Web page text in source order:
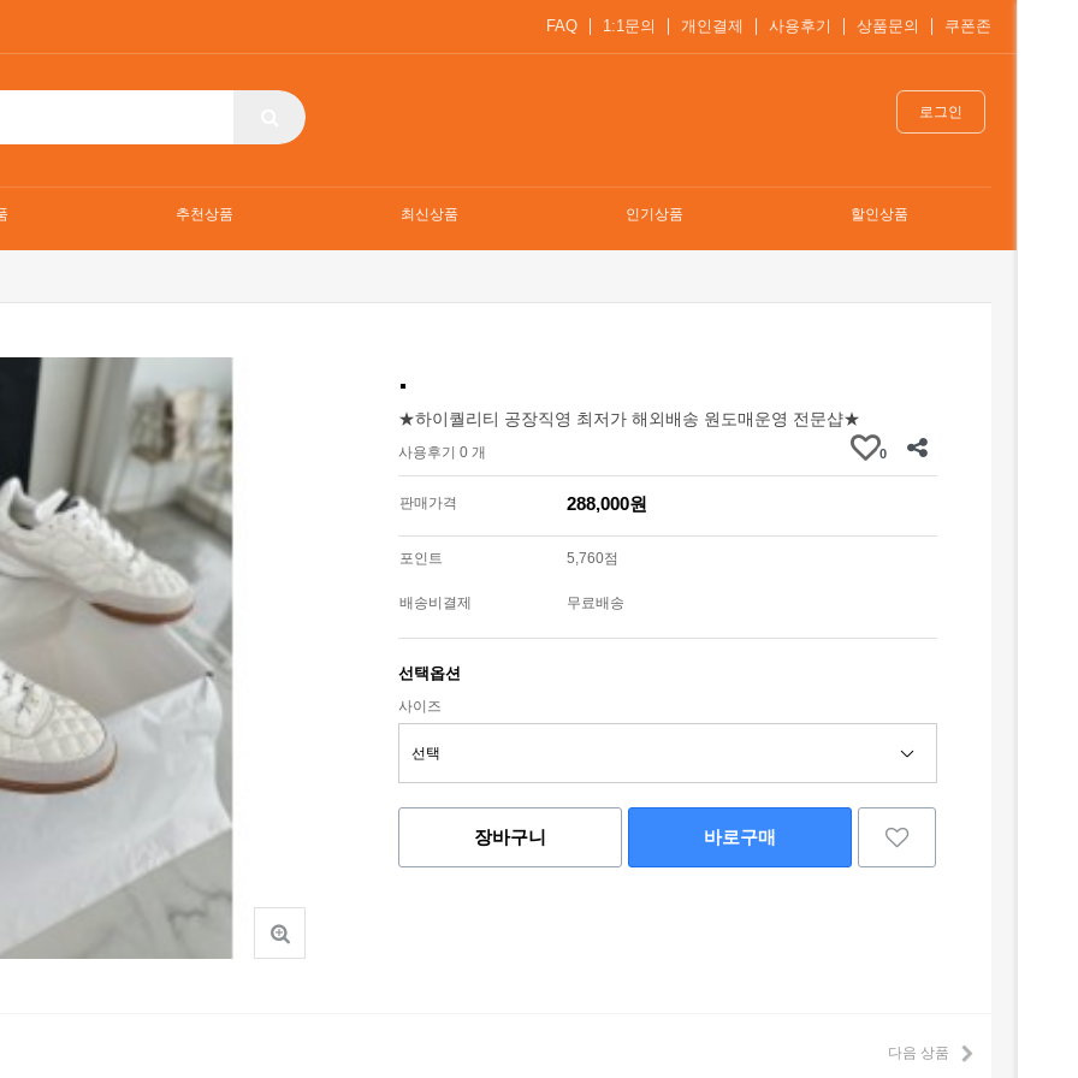
FAQ 1:1문의 개인결제 사용후기 상품문의 쿠폰존
로그인
추천상품 최신상품 인기상품 할인상품
.
★하이퀄리티 공장직영 최저가 해외배송 원도매운영 전문샵★
사용후기 0 개 0
판매가격 288,000원
포인트 5,760점
배송비결제 무료배송
선택옵션
사이즈
장바구니 바로구매
다음 상품